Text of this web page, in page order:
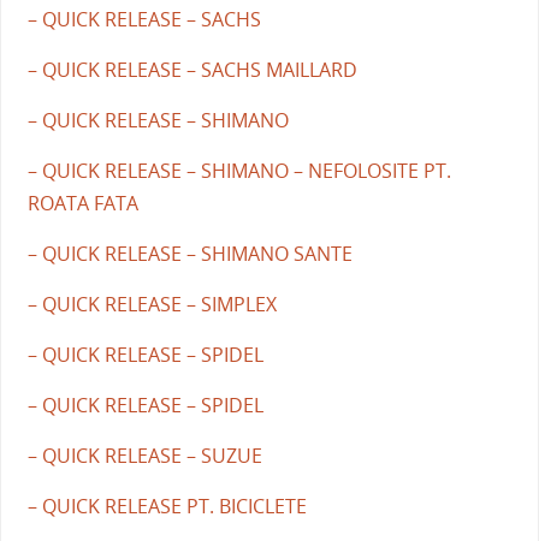
– QUICK RELEASE – SACHS
– QUICK RELEASE – SACHS MAILLARD
– QUICK RELEASE – SHIMANO
– QUICK RELEASE – SHIMANO – NEFOLOSITE PT.
ROATA FATA
– QUICK RELEASE – SHIMANO SANTE
– QUICK RELEASE – SIMPLEX
– QUICK RELEASE – SPIDEL
– QUICK RELEASE – SPIDEL
– QUICK RELEASE – SUZUE
– QUICK RELEASE PT. BICICLETE